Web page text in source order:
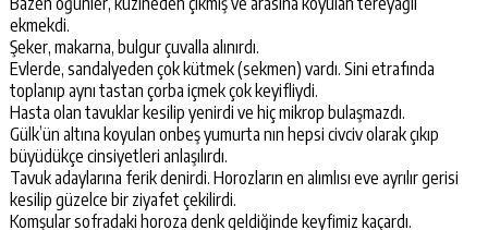
ekmekdi.
Şeker, makarna, bulgur çuvalla alınırdı.
Evlerde, sandalyeden çok kütmek (sekmen) vardı. Sini etrafında
toplanıp aynı tastan çorba içmek çok keyifliydi.
Hasta olan tavuklar kesilip yenirdi ve hiç mikrop bulaşmazdı.
Gülk’ün altına koyulan onbeş yumurta nın hepsi civciv olarak çıkıp
büyüdükçe cinsiyetleri anlaşılırdı.
Tavuk adaylarına ferik denirdi. Horozların en alımlısı eve ayrılır gerisi
kesilip güzelce bir ziyafet çekilirdi.
Komşular sofradaki horoza denk geldiğinde keyfimiz kaçardı.